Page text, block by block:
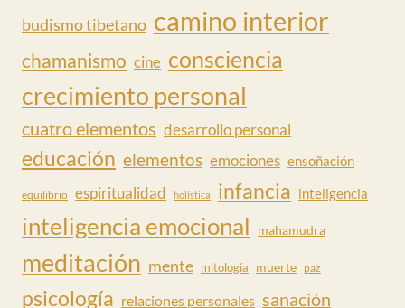
budismo tibetano camino interior
chamanismo cine consciencia
crecimiento personal
cuatro elementos desarrollo personal
educación elementos emociones ensoñación
equilibrio espiritualidad holística infancia inteligencia
inteligencia emocional mahamudra
meditación mente mitología muerte paz
psicología relaciones personales sanación